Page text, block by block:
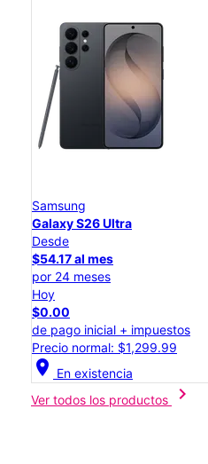
Samsung
Galaxy S26 Ultra
Desde
$54.17 al mes
por 24 meses
Hoy
$0.00
de pago inicial + impuestos
Precio normal: $1,299.99
location_on En existencia
Ver todos los productos
chevron_right